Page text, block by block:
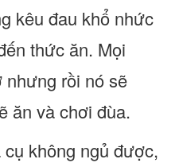
kêu đau khổ nhức
thức ăn. Mọi
rồi nó sẽ
ăn và chơi đùa.
không ngủ được,